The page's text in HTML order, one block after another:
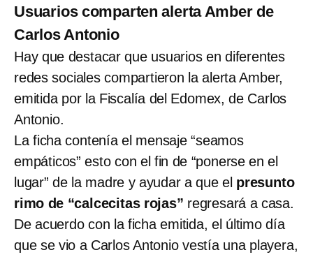
Usuarios comparten alerta Amber de
Carlos Antonio
Hay que destacar que usuarios en diferentes
redes sociales compartieron la alerta Amber,
emitida por la Fiscalía del Edomex, de Carlos
Antonio.
La ficha contenía el mensaje “seamos
empáticos” esto con el fin de “ponerse en el
lugar” de la madre y ayudar a que el presunto
rimo de “calcecitas rojas” regresará a casa.
De acuerdo con la ficha emitida, el último día
que se vio a Carlos Antonio vestía una playera,